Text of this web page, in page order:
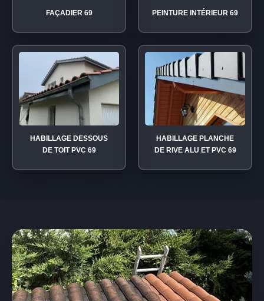
FAÇADIER 69 PEINTURE INTÉRIEUR 69
HABILLAGE DESSOUS
DE TOIT PVC 69
HABILLAGE PLANCHE
DE RIVE ALU ET PVC 69